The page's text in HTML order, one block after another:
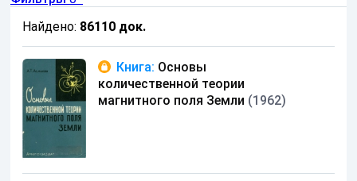
Найдено: 86110 док.
Книга: Основы
количественной теории
магнитного поля Земли (1962)